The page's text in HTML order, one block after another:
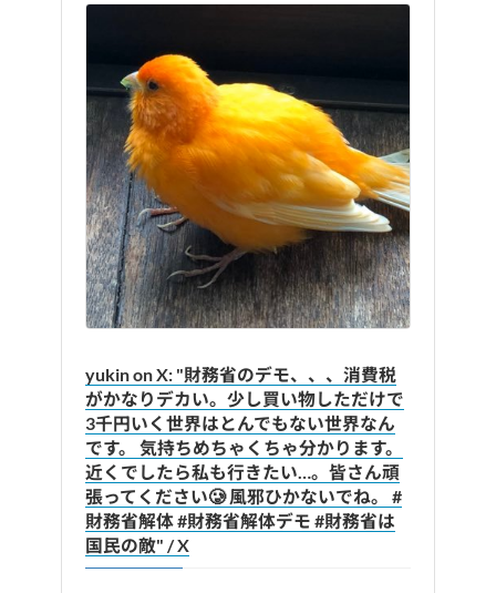
yukin on X: "財務省のデモ、、、消費税
がかなりデカい。少し買い物しただけで
3千円いく世界はとんでもない世界なん
です。 気持ちめちゃくちゃ分かります。
近くでしたら私も行きたい…。皆さん頑
張ってください🥲 風邪ひかないでね。 #
財務省解体 #財務省解体デモ #財務省は
国民の敵" / X